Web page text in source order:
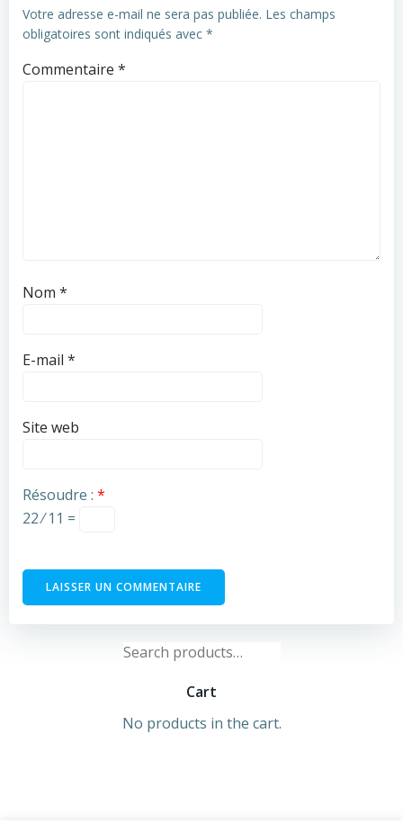
Votre adresse e-mail ne sera pas publiée. Les champs
obligatoires sont indiqués avec *
Commentaire *
Nom *
E-mail *
Site web
Résoudre : *
22 ⁄ 11 =
Search
Cart
No products in the cart.